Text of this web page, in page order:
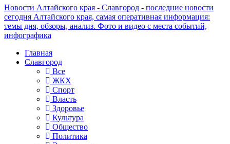
Новости Алтайского края - Славгород - последние новости
сегодня Алтайского края, самая оперативная информация:
темы дня, обзоры, анализ. Фото и видео с места событий,
инфографика
Главная
Славгород
Все
ЖКХ
Спорт
Власть
Здоровье
Культура
Общество
Политика